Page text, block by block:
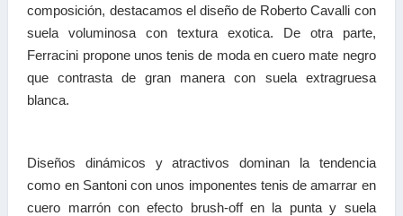
composición, destacamos el diseño de Roberto Cavalli con
suela voluminosa con textura exotica. De otra parte,
Ferracini propone unos tenis de moda en cuero mate negro
que contrasta de gran manera con suela extragruesa
blanca.
Diseños dinámicos y atractivos dominan la tendencia
como en Santoni con unos imponentes tenis de amarrar en
cuero marrón con efecto brush-off en la punta y suela